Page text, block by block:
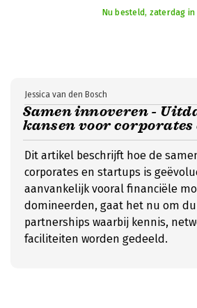
Nu besteld, zaterdag
Samen innoveren -
kansen voor
Jessica van den Bosch
Dit artikel beschrijft hoe de
corporates en startups is
aanvankelijk vooral financiële
domineerden, gaat het nu om
partnerships waarbij kennis,
faciliteiten worden gedeeld.